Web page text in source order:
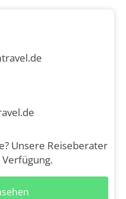
Unsere Reiseberater